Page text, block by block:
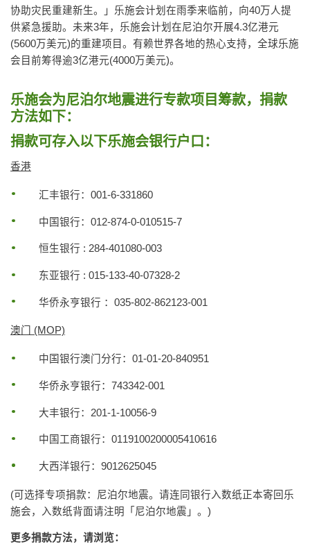
协助灾民重建新生。」乐施会计划在雨季来临前，向40万人提
供紧急援助。未来3年，乐施会计划在尼泊尔开展4.3亿港元
(5600万美元)的重建项目。有赖世界各地的热心支持，全球乐施
会目前筹得逾3亿港元(4000万美元)。
乐施会为尼泊尔地震进行专款项目筹款，捐款
方法如下：
捐款可存入以下乐施会银行户口：
香港
汇丰银行：001-6-331860
中国银行：012-874-0-010515-7
恒生银行 : 284-401080-003
东亚银行 : 015-133-40-07328-2
华侨永亨银行 ：035-802-862123-001
澳门 (MOP)
中国银行澳门分行：01-01-20-840951
华侨永亨银行：743342-001
大丰银行：201-1-10056-9
中国工商银行：0119100200005410616
大西洋银行：9012625045
(可选择专项捐款：尼泊尔地震。请连同银行入数纸正本寄回乐
施会，入数纸背面请注明「尼泊尔地震」。)
更多捐款方法，请浏览：